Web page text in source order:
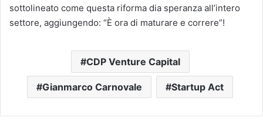
sottolineato come questa riforma dia speranza all’intero
settore​​, aggiungendo: “È ora di maturare e correre”!
CDP Venture Capital
Gianmarco Carnovale Startup Act